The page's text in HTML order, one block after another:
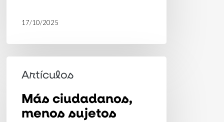
17/10/2025
ciudadanos,
menos
sujetos
Artículos
Más ciudadanos,
menos sujetos